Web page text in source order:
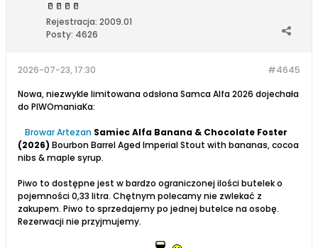
🥛 🥛 🥛 🥛
Rejestracja: 2009.01
Posty: 4626
#4645
2026-07-23, 17:30
Nowa, niezwykle limitowana odsłona Samca Alfa 2026 dojechała
do PIWOmaniaKa:
Browar Artezan Samiec Alfa Banana & Chocolate Foster
(2026) Bourbon Barrel Aged Imperial Stout with bananas, cocoa
nibs & maple syrup.
Piwo to dostępne jest w bardzo ograniczonej ilości butelek o
pojemności 0,33 litra. Chętnym polecamy nie zwlekać z
zakupem. Piwo to sprzedajemy po jednej butelce na osobę.
Rezerwacji nie przyjmujemy.